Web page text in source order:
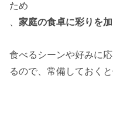
ため
家庭の食卓に彩りを
食べるシーンや好みに
るので、常備しておく